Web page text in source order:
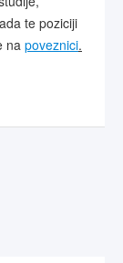
te poziciji
na poveznici.